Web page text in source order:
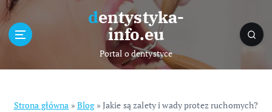
dentystyka-
info.eu
Portal o dentystyce
Strona główna » Blog» Jakie są zalety i wady protez ruchomych?